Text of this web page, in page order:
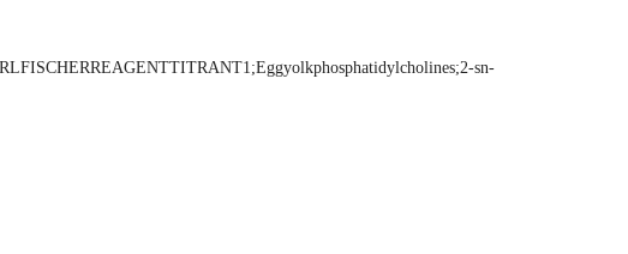
sn-